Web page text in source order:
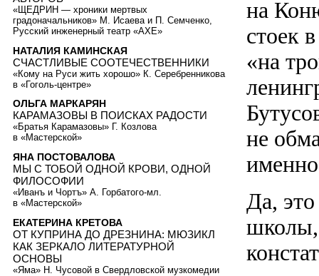
на
стоек
«на
не
Да,
школы,
«ЩЕДРИН — хроники мертвых
градоначальников» М. Исаева и П. Семченко,
Русский инженерный театр «АХЕ»
НАТАЛИЯ КАМИНСКАЯ
СЧАСТЛИВЫЕ СООТЕЧЕСТВЕННИКИ
«Кому на Руси жить хорошо» К. Серебренникова
в «Гоголь-центре»
ОЛЬГА МАРКАРЯН
КАРАМАЗОВЫ В ПОИСКАХ РАДОСТИ
«Братья Карамазовы» Г. Козлова
в «Мастерской»
ЯНА ПОСТОВАЛОВА
МЫ С ТОБОЙ ОДНОЙ КРОВИ, ОДНОЙ
ФИЛОСОФИИ
«Иванъ и Чортъ» А. Горбатого-мл.
в «Мастерской»
ЕКАТЕРИНА КРЕТОВА
ОТ КУПРИНА ДО ДРЕЗНИНА: МЮЗИКЛ
КАК ЗЕРКАЛО ЛИТЕРАТУРНОЙ
ОСНОВЫ
«Яма» Н. Чусовой в Свердловской музкомедии